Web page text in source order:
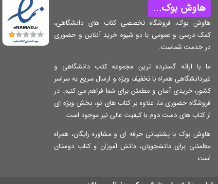
بوک...
بوک، فروشگاه تخصصی کتاب های دانشگاهی،
درسی و عمومی با دو شیوه خرید آنلاین و حضوری
خدمت شماست.
با ارائه گسترده ترین مجموعه کتب دانشگاهی و
همراه با تخفیف ویژه و ارسال سریع به سراسر
خریدی آسان و مطمئن برای شما فراهم می کنیم. در
حضوری ما، علاوه بر کتاب های نو، بخش ویژه ای
کتاب های دست دوم با کیفیت عالی نیز موجود است.
بوک با پشتیبانی حرفه ای و مشاوره رایگان، همراه
برای دانشجویان، دانش آموزان و کتاب دوستان